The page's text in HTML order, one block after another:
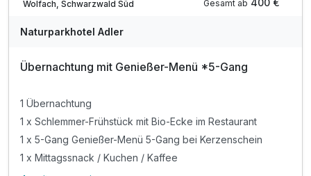
Wolfach, Schwarzwald Süd
Gesamt ab 400 €
Naturparkhotel Adler
Übernachtung mit Genießer-Menü *5-Gang
1 Übernachtung
1 x Schlemmer-Frühstück mit Bio-Ecke im Restaurant
1 x 5-Gang Genießer-Menü 5-Gang bei Kerzenschein
1 x Mittagssnack / Kuchen / Kaffee